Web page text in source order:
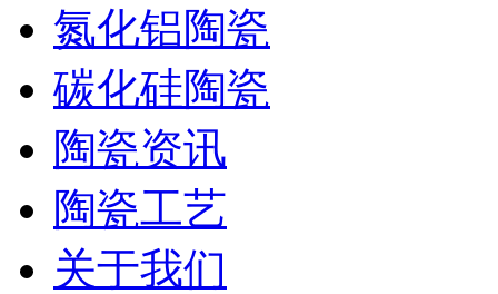
氮化铝陶瓷
碳化硅陶瓷
陶瓷资讯
陶瓷工艺
关于我们